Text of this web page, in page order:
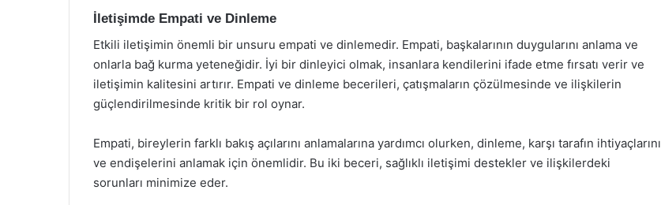
İletişimde Empati ve Dinleme
Etkili iletişimin önemli bir unsuru empati ve dinlemedir. Empati, başkalarının duygularını anlama ve
onlarla bağ kurma yeteneğidir. İyi bir dinleyici olmak, insanlara kendilerini ifade etme fırsatı verir ve
iletişimin kalitesini artırır. Empati ve dinleme becerileri, çatışmaların çözülmesinde ve ilişkilerin
güçlendirilmesinde kritik bir rol oynar.
Empati, bireylerin farklı bakış açılarını anlamalarına yardımcı olurken, dinleme, karşı tarafın ihtiyaçlarını
ve endişelerini anlamak için önemlidir. Bu iki beceri, sağlıklı iletişimi destekler ve ilişkilerdeki
sorunları minimize eder.